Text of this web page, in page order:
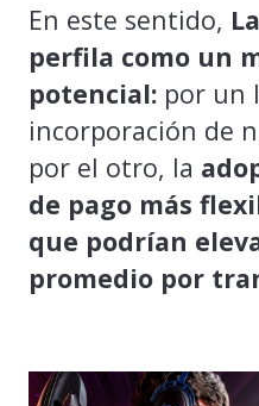
En este sentido,
perfila como un
potencial: por un
incorporación de
por el otro, la
de pago más
que podrían
promedio por